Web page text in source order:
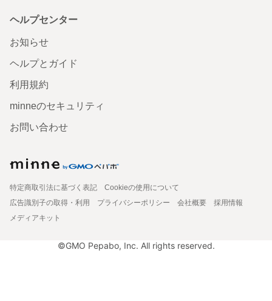
ヘルプセンター
お知らせ
ヘルプとガイド
利用規約
minneのセキュリティ
お問い合わせ
特定商取引法に基づく表記
Cookieの使用について
広告識別子の取得・利用
プライバシーポリシー 会社概要
採用情報
メディアキット
©GMO Pepabo, Inc. All rights reserved.